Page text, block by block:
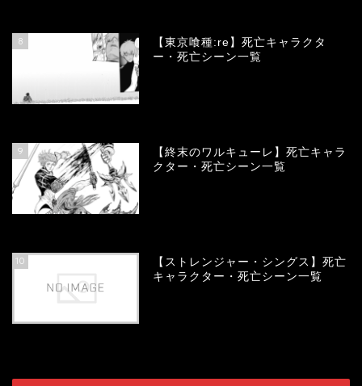
8
【東京喰種:re】死亡キャラクタ
ー・死亡シーン一覧
9
【終末のワルキューレ】死亡キャラ
クター・死亡シーン一覧
10
【ストレンジャー・シングス】死亡
キャラクター・死亡シーン一覧